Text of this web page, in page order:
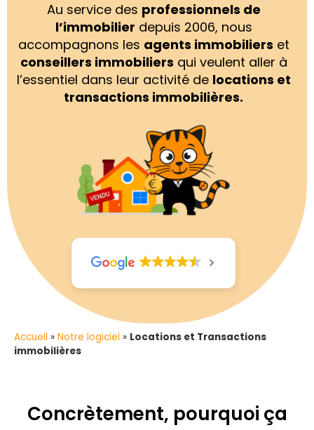
Au service des professionnels de
l’immobilier depuis 2006, nous
accompagnons les agents immobiliers et
conseillers immobiliers qui veulent aller à
l’essentiel dans leur activité de locations et
transactions immobilières.
Accueil » Notre logiciel » Locations et Transactions
immobilières
Concrètement, pourquoi ça